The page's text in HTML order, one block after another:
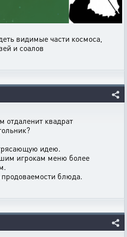
видимые части космоса,
и соалов
квадрат
идею.
игрокам меню более
блюда.